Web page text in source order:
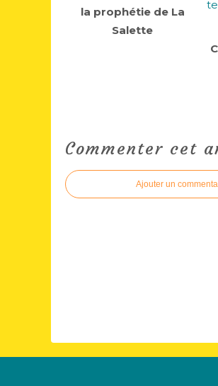
la prophétie de La
Salette
Commenter cet
Ajouter un